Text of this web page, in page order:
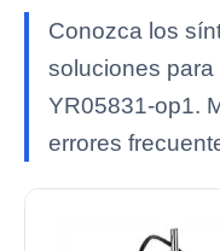
Conozca los
soluciones
YR05831-op1.
errores